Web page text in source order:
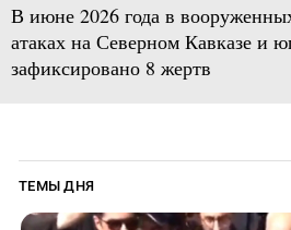
В июне 2026 года в
атаках на Северном Кавказе и
зафиксировано 8 жертв
ТЕМЫ ДНЯ